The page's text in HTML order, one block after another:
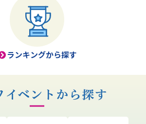
ランキングから探す